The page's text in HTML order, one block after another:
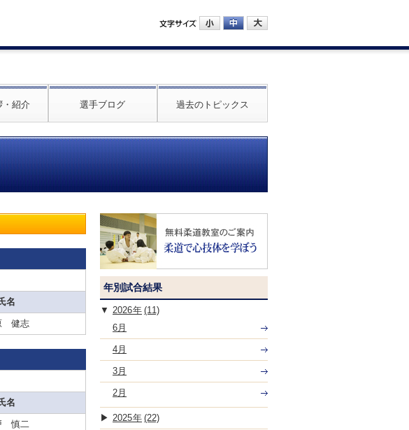
・紹介 選手ブログ 過去のトピックス
名
健志
名
慎二
年別試合結果
2026
(11)
6月
4月
3月
2月
2025 (22)